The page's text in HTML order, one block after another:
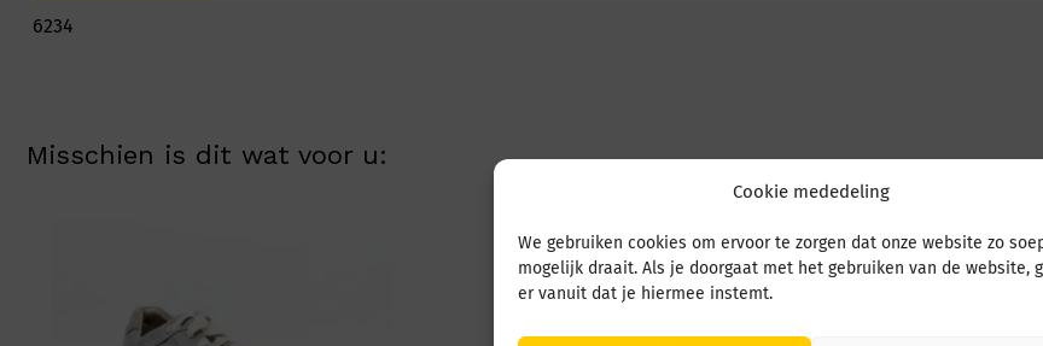
Cookie mededeling
We gebruiken cookies om ervoor te zorgen dat onze website zo
mogelijk draait. Als je doorgaat met het gebruiken van de website,
er vanuit dat je hiermee instemt.
6234
Misschien is dit wat voor u: